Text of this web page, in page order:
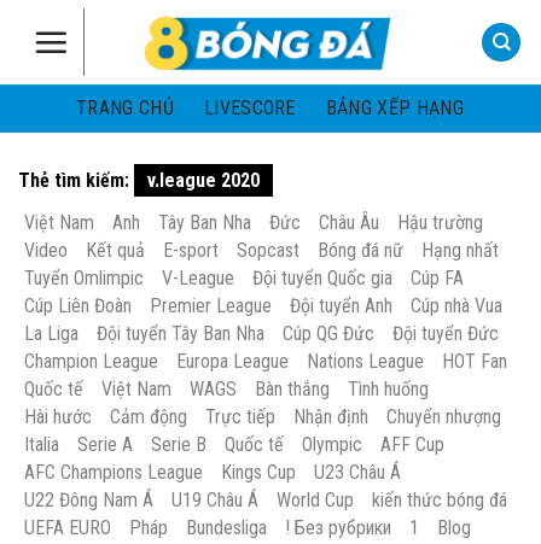
TRANG CHỦ
LIVESCORE BẢNG XẾP HẠNG
Thẻ tìm kiếm:
v.league 2020
Việt Nam
Anh Tây Ban Nha Đức Châu Âu
Hậu trường
Video
Kết quả E-sport Sopcast Bóng đá nữ
Hạng nhất
Tuyển Omlimpic
V-League Đội tuyển Quốc gia
Cúp FA
Cúp Liên Đoàn
Premier League Đội tuyển Anh
Cúp nhà Vua
La Liga
Đội tuyển Tây Ban Nha Cúp QG Đức
Đội tuyển Đức
Champion League
Europa League Nations League
HOT Fan
Quốc tế
Việt Nam WAGS Bàn thắng
Tình huống
Hài hước
Cảm động Trực tiếp Nhận định
Chuyển nhượng
Italia
Serie A Serie B Quốc tế Olympic
AFF Cup
AFC Champions League
Kings Cup
U23 Châu Á
U22 Đông Nam Á
U19 Châu Á World Cup
kiến thức bóng đá
UEFA EURO
Pháp Bundesliga ! Без рубрики 1 Blog